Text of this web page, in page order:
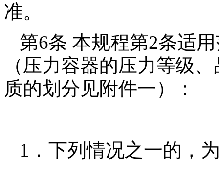
准。
第6条 本规程第2条适
（压力容器的压力等级
质的划分见附件一）：
1．下列情况之一的，